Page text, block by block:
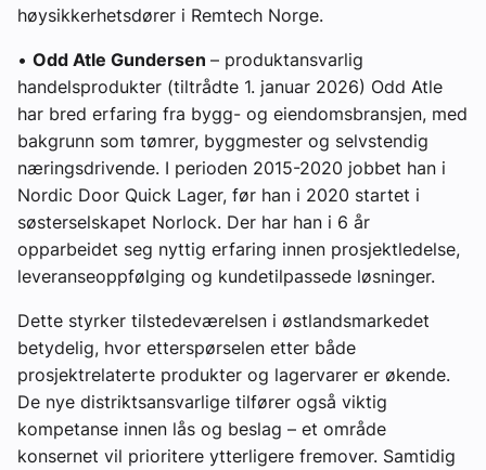
høysikkerhetsdører i Remtech Norge.
• Odd Atle Gundersen – produktansvarlig
handelsprodukter (tiltrådte 1. januar 2026) Odd Atle
har bred erfaring fra bygg- og eiendomsbransjen, med
bakgrunn som tømrer, byggmester og selvstendig
næringsdrivende. I perioden 2015-2020 jobbet han i
Nordic Door Quick Lager, før han i 2020 startet i
søsterselskapet Norlock. Der har han i 6 år
opparbeidet seg nyttig erfaring innen prosjektledelse,
leveranseoppfølging og kundetilpassede løsninger.
Dette styrker tilstedeværelsen i østlandsmarkedet
betydelig, hvor etterspørselen etter både
prosjektrelaterte produkter og lagervarer er økende.
De nye distriktsansvarlige tilfører også viktig
kompetanse innen lås og beslag – et område
konsernet vil prioritere ytterligere fremover. Samtidig